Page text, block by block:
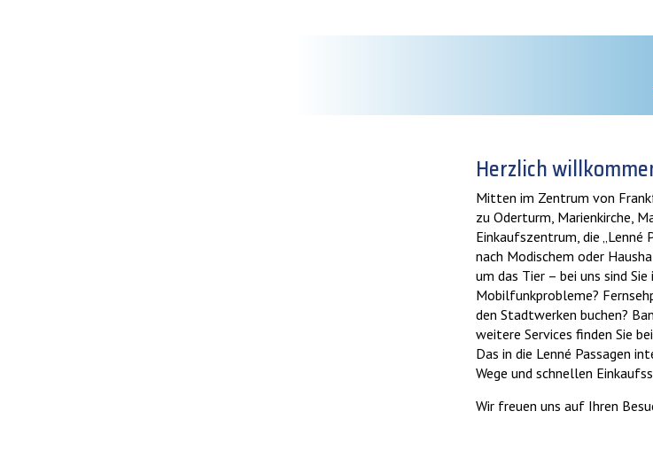
Herzlich
Mitten im Zentrum von
zu Oderturm, Marienkirche,
Einkaufszentrum, die „Lenné
nach Modischem oder
um das Tier – bei uns sind
Mobilfunkprobleme?
den Stadtwerken buchen?
weitere Services finden Sie
Das in die Lenné Passagen
Wege und schnellen
Wir freuen uns auf Ihren